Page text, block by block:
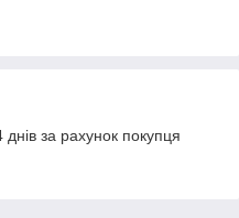
за рахунок покупця